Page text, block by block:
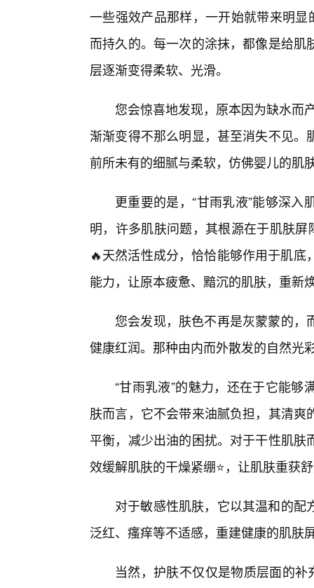
一些强效产品那样，一开始就带来明
而持久的。每一次的涂抹，都像是给
层逐渐变得柔软、光滑。
您会惊喜地发现，原本因为缺水而
渐渐变得不那么明显，甚至消失不见
前所未有的细腻与柔软，仿佛婴儿的肌
更重要的是，“甘雨乳液”能够深
明，许多肌肤问题，其根源在于肌肤
🔥天然活性成分，恰恰能够作用于肌
能力，让原本疲惫、黯沉的肌肤，重新
您会发现，肤色不再是灰蒙蒙的，
健康红润。那种由内而外散发的自然光
“甘雨乳液”的魅力，还在于它能
肤而言，它不会带来油腻负担，其清
平衡，减少出油的困扰。对于干性肌
效缓解肌肤的干燥紧绷⭐，让肌肤重获
对于敏感性肌肤，它以其温和的
泛红、瘙痒等不适感，重建健康的肌肤
当然，护肤不仅仅是物质层面的